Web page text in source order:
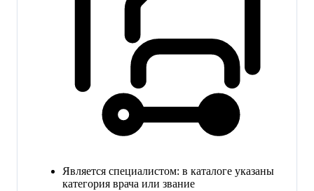
Является специалистом: в каталоге указаны
категория врача или звание